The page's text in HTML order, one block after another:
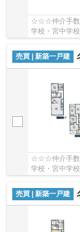
☆☆☆仲介手数
学校・宮中学校
売買 | 新築一戸建
☆☆☆仲介手数
学校・宮中学校
売買 | 新築一戸建